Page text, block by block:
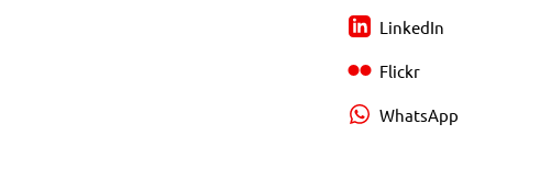
LinkedIn
Flickr
WhatsApp